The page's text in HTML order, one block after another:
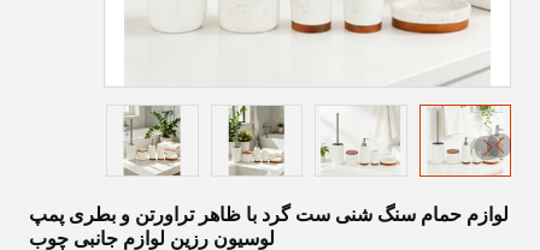
لوازم حمام سنگ شنی ست گرد با ظاهر تراورتن و بطری پمپ
لوسیون رزین لوازم جانبی چوب